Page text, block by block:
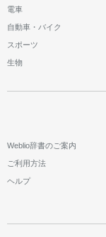
電車
自動車・バイク
スポーツ
生物
Weblio辞書のご案内
ご利用方法
ヘルプ